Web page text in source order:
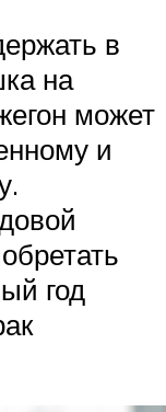
в
на
может
и
год